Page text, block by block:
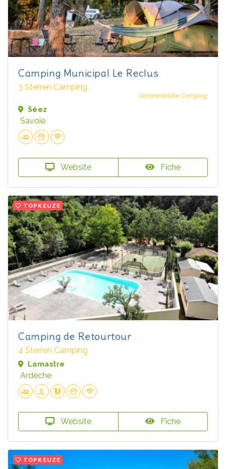
Camping Municipal Le Reclus
3 Sterren Camping
Gemeentelijke Camping
Séez
Savoie
Website Fiche
TOPKEUZE
Camping de Retourtour
4 Sterren Camping
Lamastre
Ardèche
Website Fiche
TOPKEUZE